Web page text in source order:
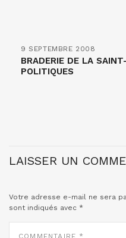
9 SEPTEMBRE 2008
BRADERIE DE LA
POLITIQUES
LAISSER UN
Votre adresse e-mail ne sera
sont indiqués avec *